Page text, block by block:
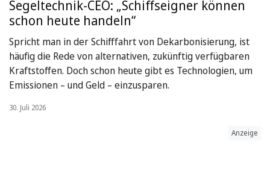
Segeltechnik-CEO: „Schiffseigner können
schon heute handeln“
Spricht man in der Schifffahrt von Dekarbonisierung, ist
häufig die Rede von alternativen, zukünftig verfügbaren
Kraftstoffen. Doch schon heute gibt es Technologien, um
Emissionen – und Geld – einzusparen.
30. Juli 2026
Anzeige